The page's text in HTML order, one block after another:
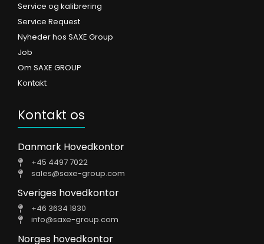
Service og kalibrering
Service Request
Nyheder hos SAXE Group
Job
Om SAXE GROUP
Kontakt
Kontakt os
Danmark Hovedkontor
+45 4497 7022
sales@saxe-group.com
Sveriges hovedkontor
+46 3634 1830
info@saxe-group.com
Norges hovedkontor